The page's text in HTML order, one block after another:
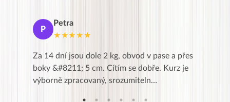
P
Petra
★★★★★
Za 14 dní jsou dole 2 kg, obvod v pase a přes
boky &#8211; 5 cm. Cítím se dobře. Kurz je
výborně zpracovaný, srozumiteln…